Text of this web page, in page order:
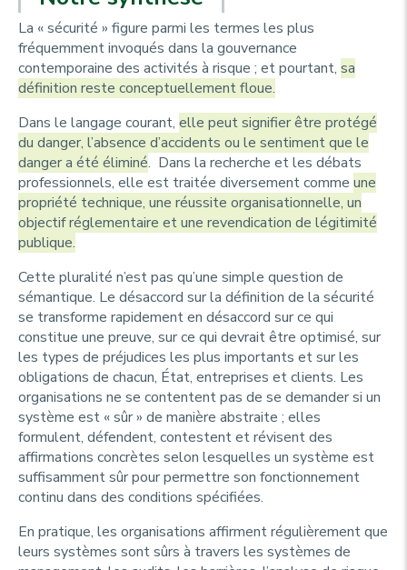
La « sécurité » figure parmi les termes les plus
fréquemment invoqués dans la gouvernance
contemporaine des activités à risque ; et pourtant, sa
définition reste conceptuellement floue.
Dans le langage courant, elle peut signifier être protégé
du danger, l’absence d’accidents ou le sentiment que le
danger a été éliminé. Dans la recherche et les débats
professionnels, elle est traitée diversement comme une
propriété technique, une réussite organisationnelle, un
objectif réglementaire et une revendication de légitimité
publique.
Cette pluralité n’est pas qu’une simple question de
sémantique. Le désaccord sur la définition de la sécurité
se transforme rapidement en désaccord sur ce qui
constitue une preuve, sur ce qui devrait être optimisé, sur
les types de préjudices les plus importants et sur les
obligations de chacun, État, entreprises et clients. Les
organisations ne se contentent pas de se demander si un
système est « sûr » de manière abstraite ; elles
formulent, défendent, contestent et révisent des
affirmations concrètes selon lesquelles un système est
suffisamment sûr pour permettre son fonctionnement
continu dans des conditions spécifiées.
En pratique, les organisations affirment régulièrement que
leurs systèmes sont sûrs à travers les systèmes de